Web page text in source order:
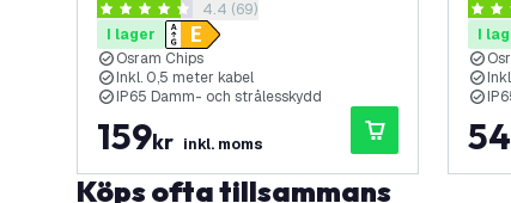
- 12.000 Lumen - Utomhus - 5 års
garanti
öppna recensionspanel
4.4 stjärnbetyg4.4 (69)
I lager
Osram Chips
Inkl. 0,5 meter kabel
IP65 Damm- och strålesskydd
159kr inkl. moms
- 5
4.2
I
Köps ofta tillsammans